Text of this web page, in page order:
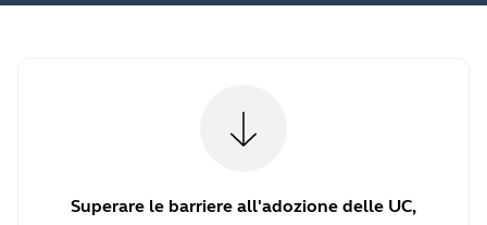
Superare le barriere all'adozione delle UC,